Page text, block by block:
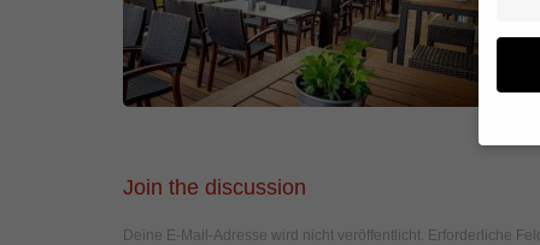
Join the discussion
Deine E-Mail-Adresse wird nicht veröffentlicht. Erforderliche
Wir